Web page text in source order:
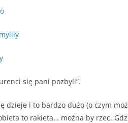
się pani pozbyli”.
dzieje i to bardzo dużo (o czym
to rakieta… można by rzec.